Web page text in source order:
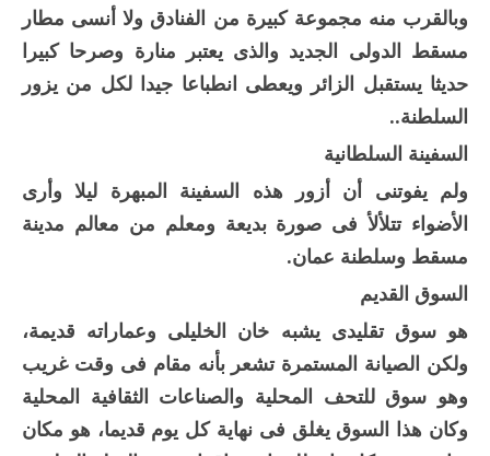
وبالقرب منه مجموعة كبيرة من الفنادق ولا أنسى مطار
مسقط الدولى الجديد والذى يعتبر منارة وصرحا كبيرا
حديثا يستقبل الزائر ويعطى انطباعا جيدا لكل من يزور
السلطنة..
السفينة السلطانية
ولم يفوتنى أن أزور هذه السفينة المبهرة ليلا وأرى
الأضواء تتلألأ فى صورة بديعة ومعلم من معالم مدينة
مسقط وسلطنة عمان.
السوق القديم
هو سوق تقليدى يشبه خان الخليلى وعماراته قديمة،
ولكن الصيانة المستمرة تشعر بأنه مقام فى وقت غريب
وهو سوق للتحف المحلية والصناعات الثقافية المحلية
وكان هذا السوق يغلق فى نهاية كل يوم قديما، هو مكان